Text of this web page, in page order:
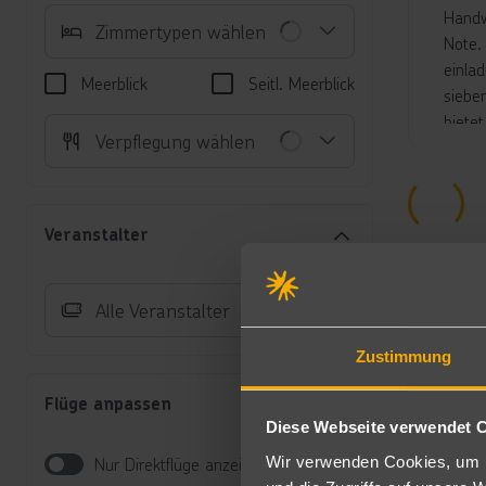
Zustimmung
Diese Webseite verwendet
Wir verwenden Cookies,
Zimmertypen wählen
Meerblick Seitl. Meerblick
Verpflegung wählen
Veranstalter
Alle Veranstalter
Flüge anpassen
Nur Direktflüge anzeigen
ein